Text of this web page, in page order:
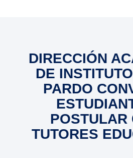
DIRECCIÓN
DE
PARDO
POSTULAR
TUTORES